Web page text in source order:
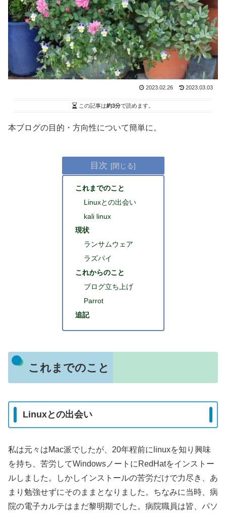
2023.02.26 2023.03.03
この記事は約3分で読めます。
本ブログの目的・方向性について簡単に。
目次
これまでのこと
Linuxとの出会い
kali linux
現状
ランサムウェア
ラズパイ
これからのこと
ブログ立ち上げ
Parrot
追記
これまでのこと
Linuxとの出会い
私は元々はMac派でしたが、20年程前にlinuxを知り興味
を持ち、苦労してWindowsノートにRedHatをインストー
ルしました。しかしインストールの苦労だけで力尽き、あ
まり勉強せずにそのままとなりました。ちなみに当時、病
院の電子カルテはまだ黎明期でした。病院職員は皆、パソ